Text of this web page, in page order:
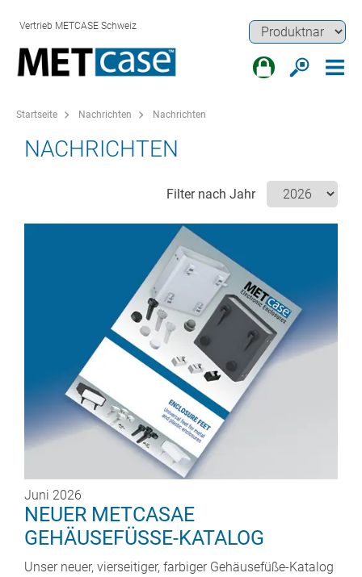
Vertrieb METCASE Schweiz
Startseite Nachrichten Nachrichten
NACHRICHTEN
Filter nach Jahr
Juni 2026
NEUER METCASAE
GEHÄUSEFÜSSE-KATALOG
Unser neuer, vierseitiger, farbiger Gehäusefüße-Katalog